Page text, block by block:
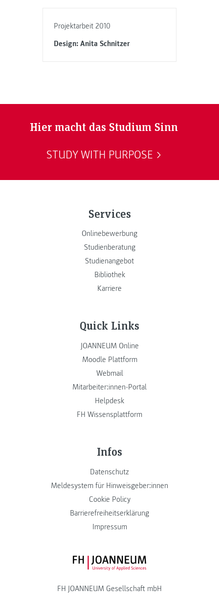
Projektarbeit 2010
Design: Anita Schnitzer
Hier macht das Studium Sinn
STUDY WITH PURPOSE
Services
Onlinebewerbung
Studienberatung
Studienangebot
Bibliothek
Karriere
Quick Links
JOANNEUM Online
Moodle Plattform
Webmail
Mitarbeiter:innen-Portal
Helpdesk
FH Wissensplattform
Infos
Datenschutz
Meldesystem für Hinweisgeber:innen
Cookie Policy
Barrierefreiheitserklärung
Impressum
FH JOANNEUM Logo
FH JOANNEUM Gesellschaft mbH